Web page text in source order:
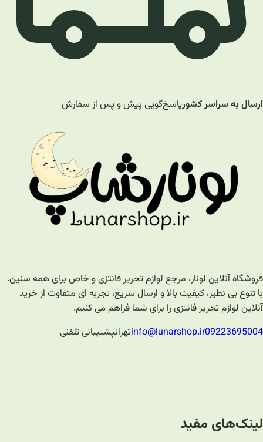
ارسال به سراسر کشورپاسخ‌گویی پیش و پس از سفارش
فروشگاه آنلاین لونار، مرجع لوازم تحریر فانتزی و خاص برای همه سنین.
با تنوع بی نظیر، کیفیت بالا و ارسال سریع، تجربه ای متفاوت از خرید
آنلاین لوازم تحریر فانتزی را برای شما فراهم می کنیم.
09223695004
info@lunarshop.irتهرانپشتیبانی تلفنی
لینک‌های مفید